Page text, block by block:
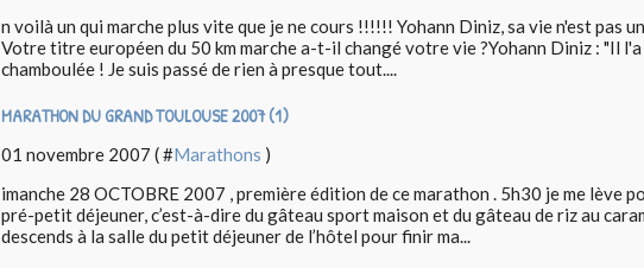
n voilà un qui marche plus vite que je ne cours !!!!!! Yohann Diniz, sa vie n'est pas
Votre titre européen du 50 km marche a-t-il changé votre vie ?Yohann Diniz : "Il
chamboulée ! Je suis passé de rien à presque tout....
MARATHON DU GRAND TOULOUSE 2007 (1)
01 novembre 2007 ( #Marathons )
imanche 28 OCTOBRE 2007 , première édition de ce marathon . 5h30 je me lève
pré-petit déjeuner, c’est-à-dire du gâteau sport maison et du gâteau de riz au
descends à la salle du petit déjeuner de l’hôtel pour finir ma...